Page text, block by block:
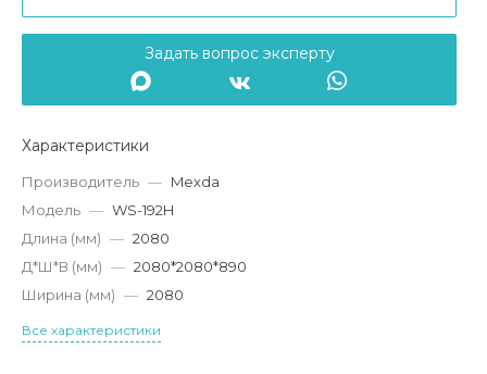
Задать вопрос эксперту
Характеристики
Производитель — Mexda
Модель — WS-192H
Длина (мм) — 2080
Д*Ш*В (мм) — 2080*2080*890
Ширина (мм) — 2080
Все характеристики